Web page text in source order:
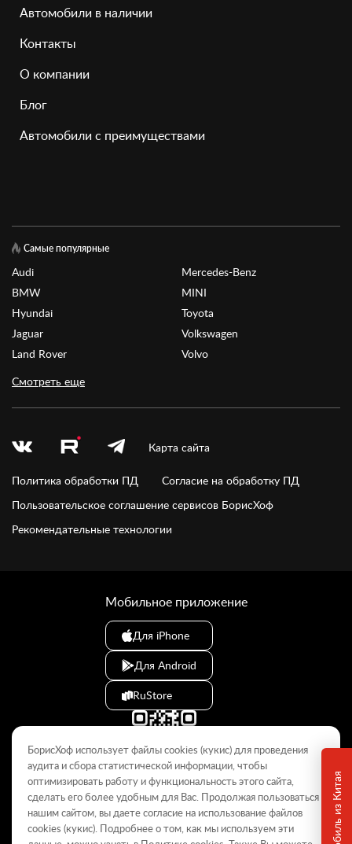
Автомобили в наличии
Контакты
О компании
Блог
Автомобили с преимуществами
Самые популярные
Audi
BMW
Hyundai
Jaguar
Land Rover
Mercedes-Benz
MINI
Toyota
Volkswagen
Volvo
Смотреть еще
Карта сайта
Политика обработки ПД
Согласие на обработку ПД
Пользовательское соглашение сервисов БорисХоф
Рекомендательные технологии
© 2009–2026
Данный интернет-сайт носит информационный характер и не
является публичной офертой, определяемой положениями Статьи
Мобильное приложение
Для iPhone
Для Android
RuStore
БорисХоф использует файлы cookies (кукиc) для проведения
аудита и сбора статистической информации, чтобы
оптимизировать работу и функциональность этого сайта,
сделать его более удобным для Вас. Продолжая пользоваться
нашим сайтом, вы даете согласие на использование файлов
cookies (кукиc). Подробнее о том, как мы используем эти